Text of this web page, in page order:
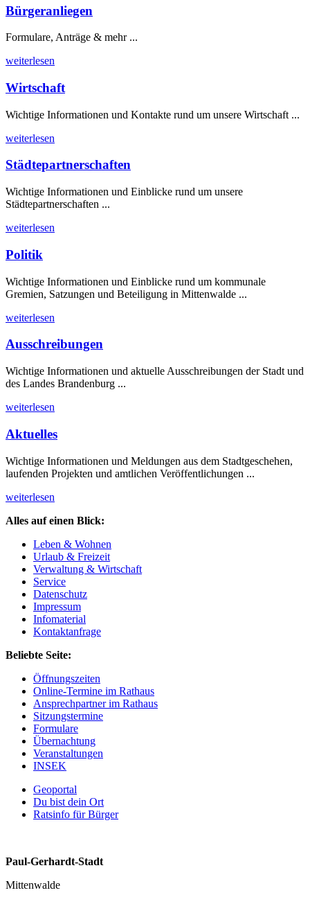
Bürgeranliegen
Formulare, Anträge & mehr ...
weiterlesen
Wirtschaft
Wichtige Informationen und Kontakte rund um unsere Wirtschaft ...
weiterlesen
Städtepartnerschaften
Wichtige Informationen und Einblicke rund um unsere
Städtepartnerschaften ...
weiterlesen
Politik
Wichtige Informationen und Einblicke rund um kommunale
Gremien, Satzungen und Beteiligung in Mittenwalde ...
weiterlesen
Ausschreibungen
Wichtige Informationen und aktuelle Ausschreibungen der Stadt und
des Landes Brandenburg ...
weiterlesen
Aktuelles
Wichtige Informationen und Meldungen aus dem Stadtgeschehen,
laufenden Projekten und amtlichen Veröffentlichungen ...
weiterlesen
Alles auf einen Blick:
Leben & Wohnen
Urlaub & Freizeit
Verwaltung & Wirtschaft
Service
Datenschutz
Impressum
Infomaterial
Kontaktanfrage
Beliebte Seite:
Öffnungszeiten
Online-Termine im Rathaus
Ansprechpartner im Rathaus
Sitzungstermine
Formulare
Übernachtung
Veranstaltungen
INSEK
Geoportal
Du bist dein Ort
Ratsinfo für Bürger
Paul-Gerhardt-Stadt
Mittenwalde